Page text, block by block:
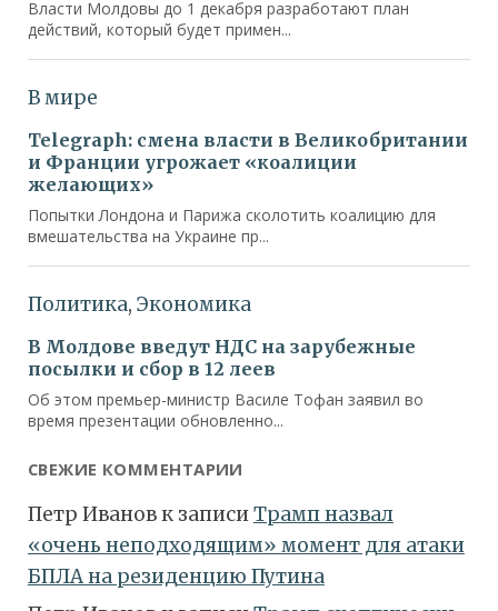
СВЕЖИЕ КОММЕНТАРИИ
Петр Ивановк записиТрамп назвал
«очень неподходящим» момент для атаки
БПЛА на резиденцию Путина